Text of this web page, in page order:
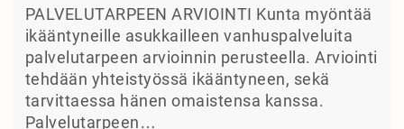
PALVELUTARPEEN ARVIOINTI Kunta myöntää
ikääntyneille asukkailleen vanhuspalveluita
palvelutarpeen arvioinnin perusteella. Arviointi
tehdään yhteistyössä ikääntyneen, sekä
tarvittaessa hänen omaistensa kanssa.
Palvelutarpeen…